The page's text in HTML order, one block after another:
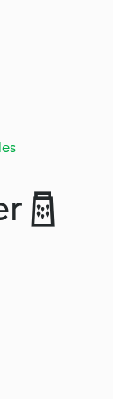
